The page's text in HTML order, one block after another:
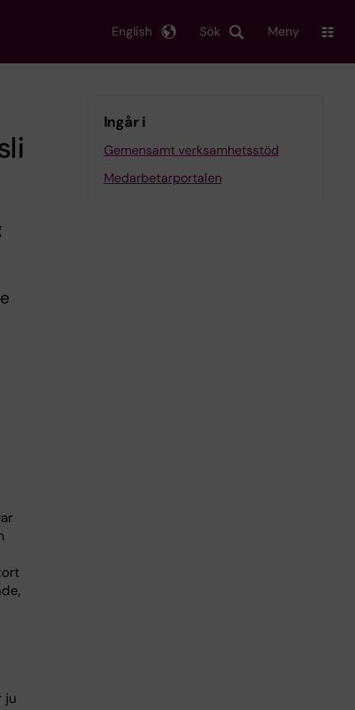
Sök
English Meny
ju
Ingår i
Gemensamt verksamhetsstöd
Medarbetarportalen